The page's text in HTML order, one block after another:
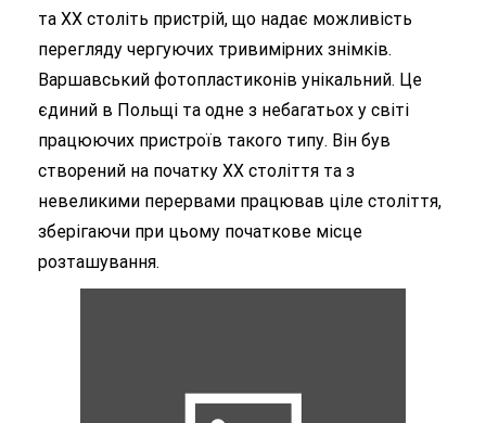
та XX століть пристрій, що надає можливість
перегляду чергуючих тривимірних знімків.
Варшавський фотопластиконів унікальний. Це
єдиний в Польщі та одне з небагатьох у світі
працюючих пристроїв такого типу. Він був
створений на початку XX століття та з
невеликими перервами працював ціле століття,
зберігаючи при цьому початкове місце
розташування.